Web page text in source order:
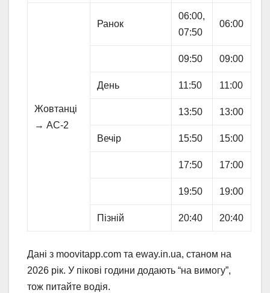
Жовтанці
→ АС-2
Ранок
06:00,
07:50
06:00
09:50 09:00
День 11:50 11:00
13:50 13:00
Вечір 15:50 15:00
17:50 17:00
19:50 19:00
Пізній 20:40 20:40
Дані з moovitapp.com та eway.in.ua, станом на
2026 рік. У пікові години додають “на вимогу”,
тож питайте водія.